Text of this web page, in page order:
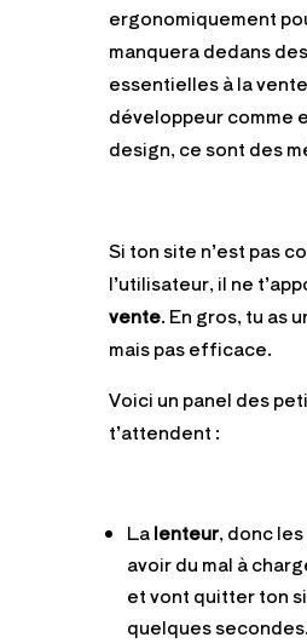
ergonomiquement
manquera dedans
essentielles à la
développeur comme
design, ce sont des
Si ton site n’est pas
l’utilisateur, il ne
vente. En gros, tu as
mais pas efficace.
Voici un panel des
t’attendent :
Lalenteur, donc
avoir du mal à
et vont quitter ton
quelques secondes.